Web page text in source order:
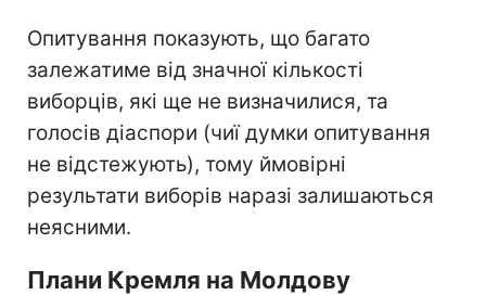
Опитування показують, що багато
залежатиме від значної кількості
виборців, які ще не визначилися, та
голосів діаспори (чиї думки опитування
не відстежують), тому ймовірні
результати виборів наразі залишаються
неясними.
Плани Кремля на Молдову